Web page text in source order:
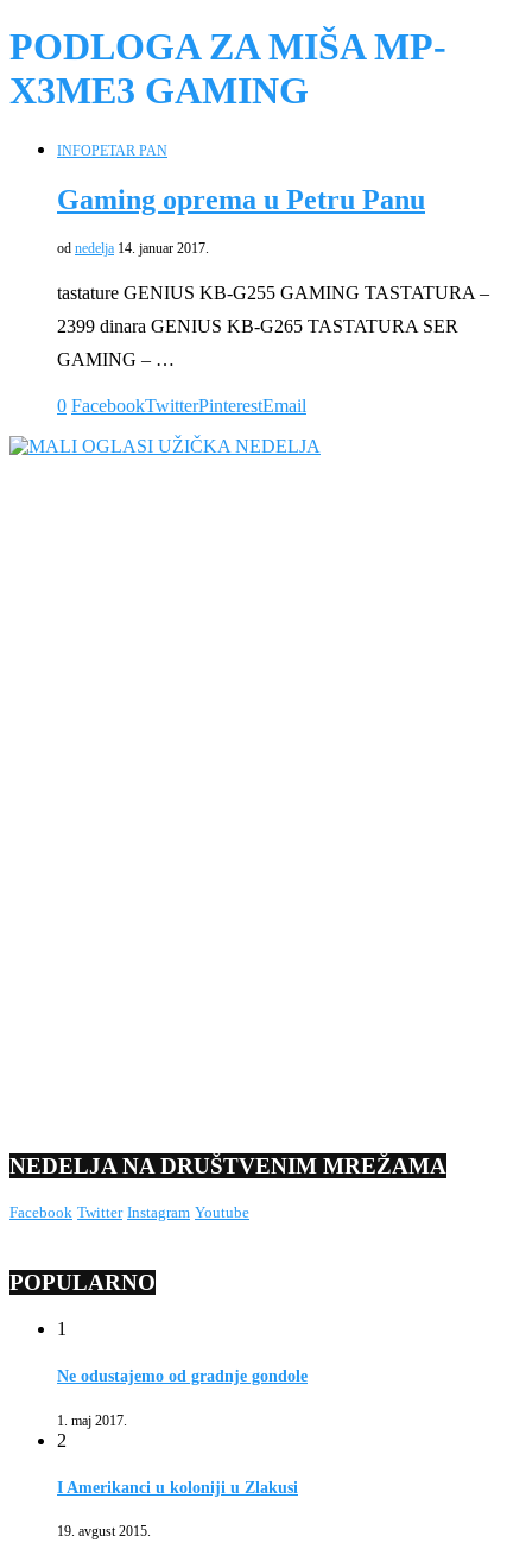
PODLOGA ZA MIŠA MP-
X3ME3 GAMING
INFOPETAR PAN
Gaming oprema u Petru Panu
od nedelja 14. januar 2017.
tastature GENIUS KB-G255 GAMING TASTATURA –
2399 dinara GENIUS KB-G265 TASTATURA SER
GAMING – …
0 FacebookTwitterPinterestEmail
NEDELJA NA DRUŠTVENIM MREŽAMA
Facebook Twitter Instagram Youtube
POPULARNO
1
Ne odustajemo od gradnje gondole
1. maj 2017.
2
I Amerikanci u koloniji u Zlakusi
19. avgust 2015.